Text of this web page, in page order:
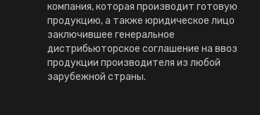
компания, которая производит готовую
продукцию, а также юридическое лицо
заключившее генеральное
дистрибьюторское соглашение на ввоз
продукции производителя из любой
зарубежной страны.